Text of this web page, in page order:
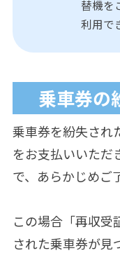
替機を
利用で
乗車券の
乗車券を紛失され
をお支払いいただ
で、あらかじめご
この場合「再収受
された乗車券が見